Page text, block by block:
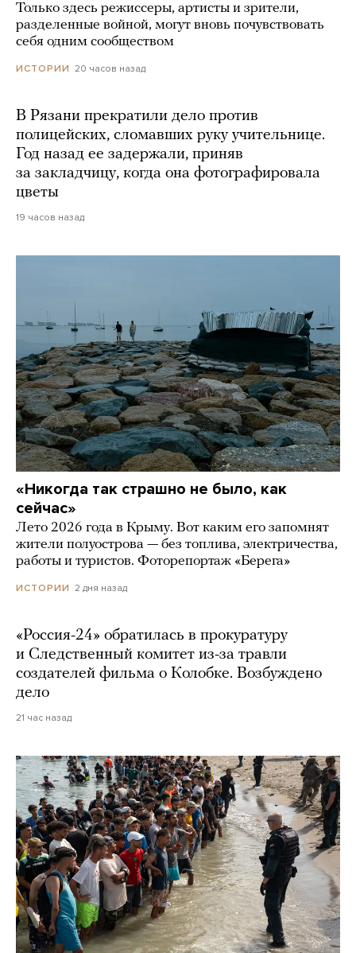
Только здесь режиссеры, артисты и зрители,
разделенные войной, могут вновь почувствовать
себя одним сообществом
ИСТОРИИ 20 часов назад
В Рязани прекратили дело против
полицейских, сломавших руку учительнице.
Год назад ее задержали, приняв
за закладчицу, когда она фотографировала
цветы
19 часов назад
«Никогда так страшно не было, как
сейчас»
Лето 2026 года в Крыму. Вот каким его запомнят
жители полуострова — без топлива, электричества,
работы и туристов. Фоторепортаж «Берега»
ИСТОРИИ 2 дня назад
«Россия-24» обратилась в прокуратуру
и Следственный комитет из-за травли
создателей фильма о Колобке. Возбуждено
дело
21 час назад